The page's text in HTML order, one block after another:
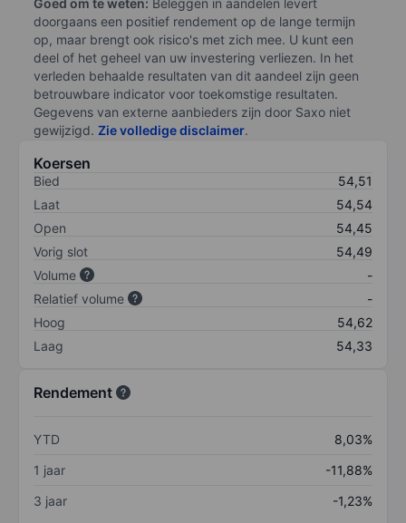
Goed om te weten: Beleggen in aandelen levert
doorgaans een positief rendement op de lange termijn
op, maar brengt ook risico's met zich mee. U kunt een
deel of het geheel van uw investering verliezen. In het
verleden behaalde resultaten van dit aandeel zijn geen
betrouwbare indicator voor toekomstige resultaten.
Gegevens van externe aanbieders zijn door Saxo niet
gewijzigd. Zie volledige disclaimer.
Koersen
Bied
54,51
Laat
54,54
Open
54,45
Vorig slot
54,49
Volume
-
Relatief volume
-
Hoog
54,62
Laag
54,33
Rendement
YTD
8,03%
1 jaar
-11,88%
3 jaar
-1,23%